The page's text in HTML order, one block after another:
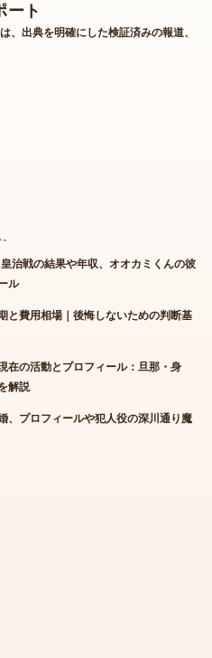
ート
、出典を明確にした検証済みの報道、
治戦の結果や年収、オオカミくんの彼
ル
と費用相場｜後悔しないための判断基
在の活動とプロフィール：旦那・身
解説
、プロフィールや犯人役の深川通り魔